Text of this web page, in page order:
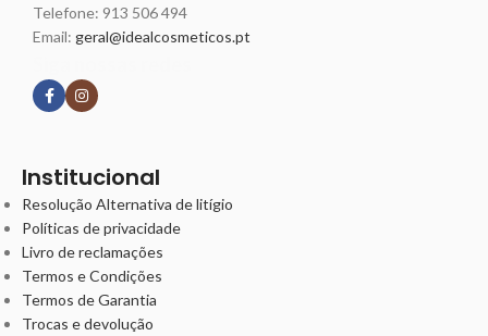
Telefone: 913 506 494
Email: geral@idealcosmeticos.pt
Institucional
Resolução Alternativa de litígio
Políticas de privacidade
Livro de reclamações
Termos e Condições
Termos de Garantia
Trocas e devolução